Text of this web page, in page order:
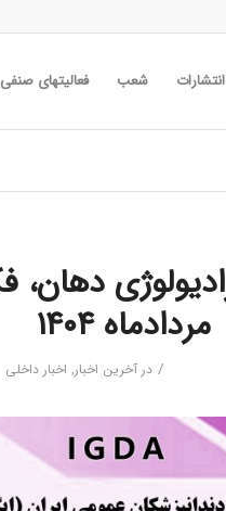
انتشارات شعب فعالیتهای صنفی
مردادماه ۱۴۰۴
/ در آخرین اخبار, اخبار داخلی